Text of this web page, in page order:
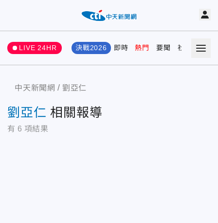
LIVE 24HR 決戰2026 即時 熱門 要聞 社會 娛樂
中天新聞網 劉亞仁
劉亞仁 相關報導
有 6 項結果